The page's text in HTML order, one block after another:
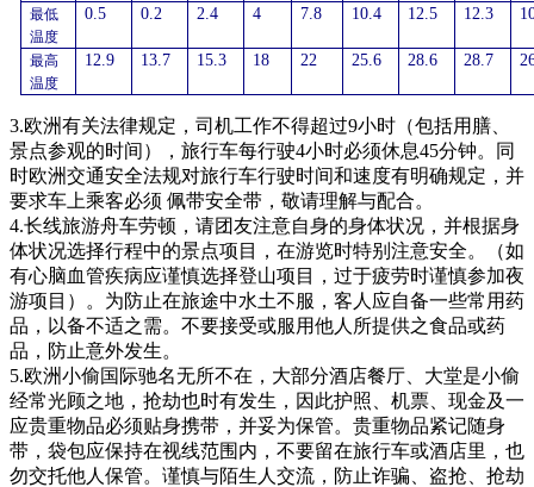
最低
温度
0.5 0.2 2.4 4 7.8 10.4 12.5 12.3
最高
温度
12.9 13.7 15.3 18 22 25.6 28.6 28.7
3.欧洲有关法律规定，司机工作不得超过9小时（包括用膳、
景点参观的时间），旅行车每行驶4小时必须休息45分钟。同
时欧洲交通安全法规对旅行车行驶时间和速度有明确规定，并
要求车上乘客必须 佩带安全带，敬请理解与配合。
4.长线旅游舟车劳顿，请团友注意自身的身体状况，并根据身
体状况选择行程中的景点项目，在游览时特别注意安全。（如
有心脑血管疾病应谨慎选择登山项目，过于疲劳时谨慎参加夜
游项目）。为防止在旅途中水土不服，客人应自备一些常用药
品，以备不适之需。不要接受或服用他人所提供之食品或药
品，防止意外发生。
5.欧洲小偷国际驰名无所不在，大部分酒店餐厅、大堂是小偷
经常光顾之地，抢劫也时有发生，因此护照、机票、现金及一
应贵重物品必须贴身携带，并妥为保管。贵重物品紧记随身
带，袋包应保持在视线范围内，不要留在旅行车或酒店里，也
勿交托他人保管。谨慎与陌生人交流，防止诈骗、盗抢、抢劫